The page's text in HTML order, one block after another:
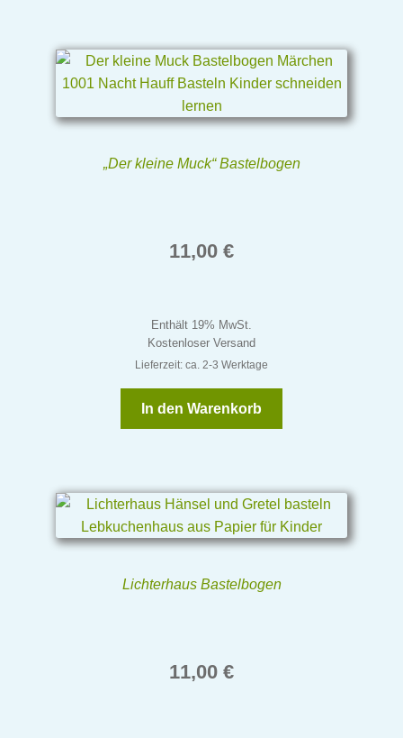
„Der kleine Muck“ Bastelbogen
11,00 €
Enthält 19% MwSt.
Kostenloser Versand
Lieferzeit: ca. 2-3 Werktage
In den Warenkorb
Lichterhaus Bastelbogen
11,00 €